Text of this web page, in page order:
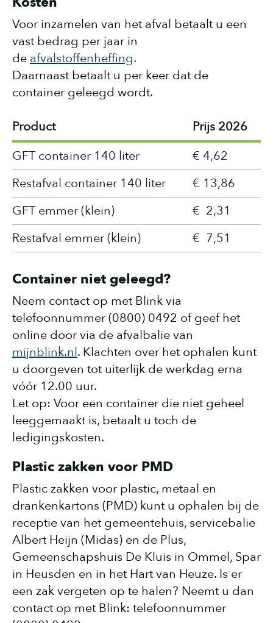
Voor inzamelen van het afval betaalt u een
vast bedrag per jaar in
de afvalstoffenheffing.
Daarnaast betaalt u per keer dat de
container geleegd wordt.
Product
Prijs 2026
GFT container 140 liter
€ 4,62
Restafval container 140 liter
€ 13,86
GFT emmer (klein)
€ 2,31
Restafval emmer (klein)
€ 7,51
Container niet geleegd?
Neem contact op met Blink via
telefoonnummer (0800) 0492 of geef het
online door via de afvalbalie van
mijnblink.nl. Klachten over het ophalen kunt
u doorgeven tot uiterlijk de werkdag erna
vóór 12.00 uur.
Let op: Voor een container die niet geheel
leeggemaakt is, betaalt u toch de
ledigingskosten.
Plastic zakken voor PMD
Plastic zakken voor plastic, metaal en
drankenkartons (PMD) kunt u ophalen bij de
receptie van het gemeentehuis, servicebalie
Albert Heijn (Midas) en de Plus,
Gemeenschapshuis De Kluis in Ommel, Spar
in Heusden en in het Hart van Heuze. Is er
een zak vergeten op te halen? Neemt u dan
contact op met Blink: telefoonnummer